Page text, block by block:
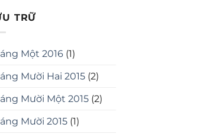
TRỮ
Một 2016(1)
Mười Hai 2015(2)
Mười Một 2015(2)
Mười 2015(1)